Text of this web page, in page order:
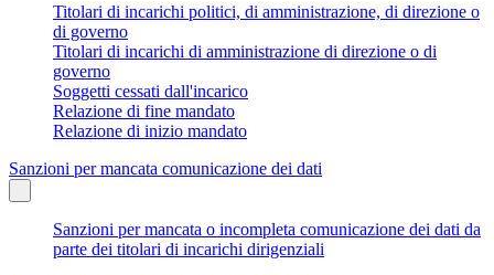
Titolari di incarichi politici, di amministrazione, di direzione o
di governo
Titolari di incarichi di amministrazione di direzione o di
governo
Soggetti cessati dall'incarico
Relazione di fine mandato
Relazione di inizio mandato
Sanzioni per mancata comunicazione dei dati
Sanzioni per mancata o incompleta comunicazione dei dati da
parte dei titolari di incarichi dirigenziali